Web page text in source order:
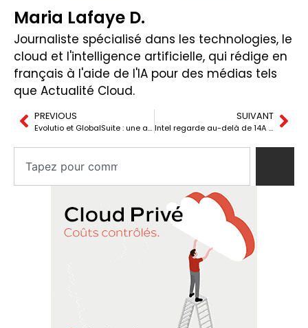
Maria Lafaye D.
Journaliste spécialisé dans les technologies, le
cloud et l'intelligence artificielle, qui rédige en
français à l'aide de l'IA pour des médias tels
que Actualité Cloud.
PREVIOUS
Evolutio et GlobalSuite : une alliance pour automatiser le GRC face à DORA et ISO 27001
SUIVANT
Intel regarde au-delà de 14A et travaille déjà sur ses nœuds 10A et 7A